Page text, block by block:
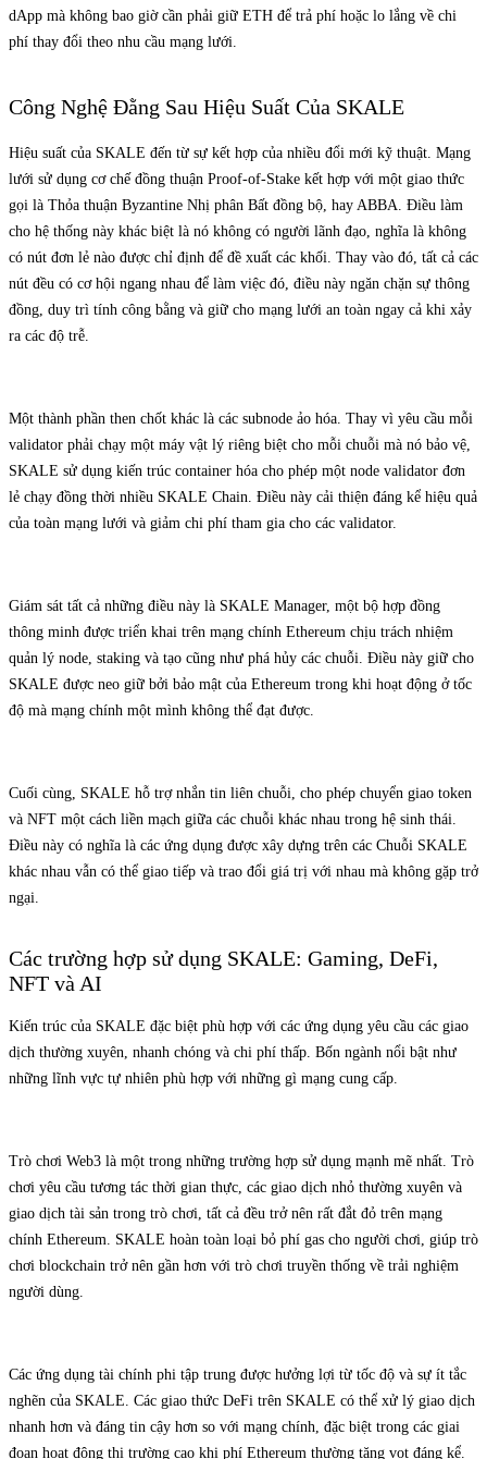
dApp mà không bao giờ cần phải giữ ETH để trả phí hoặc lo lắng về chi
phí thay đổi theo nhu cầu mạng lưới.
Công Nghệ Đằng Sau Hiệu Suất Của SKALE
Hiệu suất của SKALE đến từ sự kết hợp của nhiều đổi mới kỹ thuật. Mạng
lưới sử dụng cơ chế đồng thuận Proof-of-Stake kết hợp với một giao thức
gọi là Thỏa thuận Byzantine Nhị phân Bất đồng bộ, hay ABBA. Điều làm
cho hệ thống này khác biệt là nó không có người lãnh đạo, nghĩa là không
có nút đơn lẻ nào được chỉ định để đề xuất các khối. Thay vào đó, tất cả các
nút đều có cơ hội ngang nhau để làm việc đó, điều này ngăn chặn sự thông
đồng, duy trì tính công bằng và giữ cho mạng lưới an toàn ngay cả khi xảy
ra các độ trễ.
Một thành phần then chốt khác là các subnode ảo hóa. Thay vì yêu cầu mỗi
validator phải chạy một máy vật lý riêng biệt cho mỗi chuỗi mà nó bảo vệ,
SKALE sử dụng kiến trúc container hóa cho phép một node validator đơn
lẻ chạy đồng thời nhiều SKALE Chain. Điều này cải thiện đáng kể hiệu quả
của toàn mạng lưới và giảm chi phí tham gia cho các validator.
Giám sát tất cả những điều này là SKALE Manager, một bộ hợp đồng
thông minh được triển khai trên mạng chính Ethereum chịu trách nhiệm
quản lý node, staking và tạo cũng như phá hủy các chuỗi. Điều này giữ cho
SKALE được neo giữ bởi bảo mật của Ethereum trong khi hoạt động ở tốc
độ mà mạng chính một mình không thể đạt được.
Cuối cùng, SKALE hỗ trợ nhắn tin liên chuỗi, cho phép chuyển giao token
và NFT một cách liền mạch giữa các chuỗi khác nhau trong hệ sinh thái.
Điều này có nghĩa là các ứng dụng được xây dựng trên các Chuỗi SKALE
khác nhau vẫn có thể giao tiếp và trao đổi giá trị với nhau mà không gặp trở
ngại.
Các trường hợp sử dụng SKALE: Gaming, DeFi,
NFT và AI
Kiến trúc của SKALE đặc biệt phù hợp với các ứng dụng yêu cầu các giao
dịch thường xuyên, nhanh chóng và chi phí thấp. Bốn ngành nổi bật như
những lĩnh vực tự nhiên phù hợp với những gì mạng cung cấp.
Trò chơi Web3 là một trong những trường hợp sử dụng mạnh mẽ nhất. Trò
chơi yêu cầu tương tác thời gian thực, các giao dịch nhỏ thường xuyên và
giao dịch tài sản trong trò chơi, tất cả đều trở nên rất đắt đỏ trên mạng
chính Ethereum. SKALE hoàn toàn loại bỏ phí gas cho người chơi, giúp trò
chơi blockchain trở nên gần hơn với trò chơi truyền thống về trải nghiệm
người dùng.
Các ứng dụng tài chính phi tập trung được hưởng lợi từ tốc độ và sự ít tắc
nghẽn của SKALE. Các giao thức DeFi trên SKALE có thể xử lý giao dịch
nhanh hơn và đáng tin cậy hơn so với mạng chính, đặc biệt trong các giai
đoạn hoạt động thị trường cao khi phí Ethereum thường tăng vọt đáng kể.